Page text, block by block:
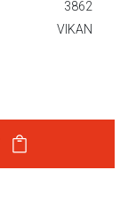
3862
VIKAN